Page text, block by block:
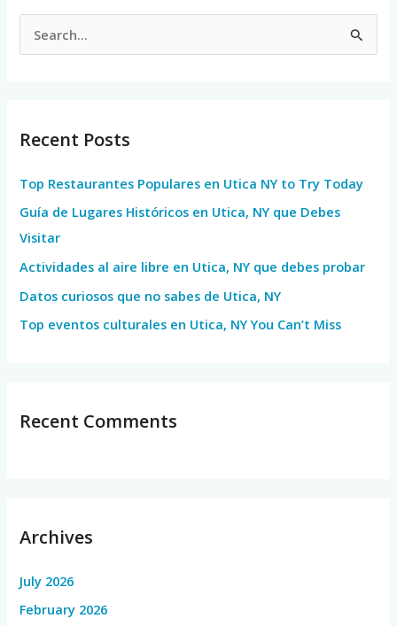
c
f
o
r
:
Recent Posts
Top Restaurantes Populares en Utica NY to Try Today
Guía de Lugares Históricos en Utica, NY que Debes
Visitar
Actividades al aire libre en Utica, NY que debes probar
Datos curiosos que no sabes de Utica, NY
Top eventos culturales en Utica, NY You Can’t Miss
Recent Comments
Archives
July 2026
February 2026